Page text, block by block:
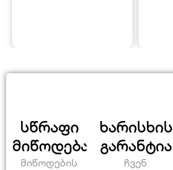
სწრაფი
მიწოდება
მიწოდების
ხარისხის
გარანტია
ჩვენ